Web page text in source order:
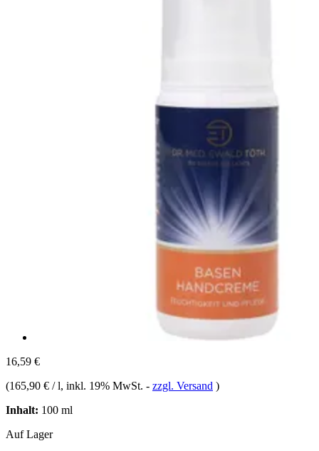
16,59 €
(165,90 € / l, inkl. 19% MwSt. - zzgl. Versand )
Inhalt: 100 ml
Auf Lager